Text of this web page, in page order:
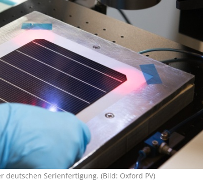
Serien­fertigung. (Bild: Oxford PV)